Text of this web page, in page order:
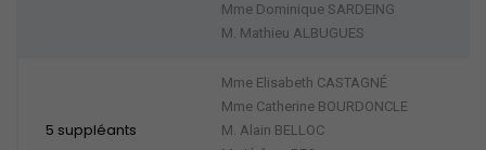
Mme Dominique SARDEING
M. Mathieu ALBUGUES
5 suppléants
Mme Elisabeth CASTAGNÉ
Mme Catherine BOURDONCLE
M. Alain BELLOC